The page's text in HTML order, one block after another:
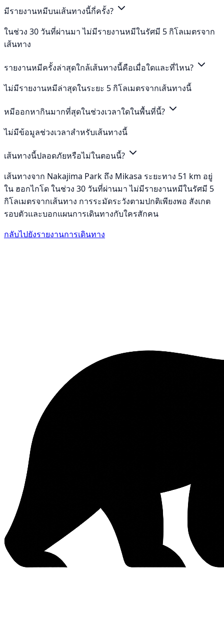
มีรายงานหมีบนเส้นทางนี้กี่ครั้ง?
ในช่วง 30 วันที่ผ่านมา ไม่มีรายงานหมีในรัศมี 5 กิโลเมตรจาก
เส้นทาง
รายงานหมีครั้งล่าสุดใกล้เส้นทางนี้คือเมื่อใดและที่ไหน?
ไม่มีรายงานหมีล่าสุดในระยะ 5 กิโลเมตรจากเส้นทางนี้
หมีออกหากินมากที่สุดในช่วงเวลาใดในพื้นที่นี้?
ไม่มีข้อมูลช่วงเวลาสำหรับเส้นทางนี้
เส้นทางนี้ปลอดภัยหรือไม่ในตอนนี้?
เส้นทางจาก Nakajima Park ถึง Mikasa ระยะทาง 51 km อยู่
ใน ฮอกไกโด ในช่วง 30 วันที่ผ่านมา ไม่มีรายงานหมีในรัศมี 5
กิโลเมตรจากเส้นทาง การระมัดระวังตามปกติเพียงพอ สังเกต
รอบตัวและบอกแผนการเดินทางกับใครสักคน
กลับไปยังรายงานการเดินทาง